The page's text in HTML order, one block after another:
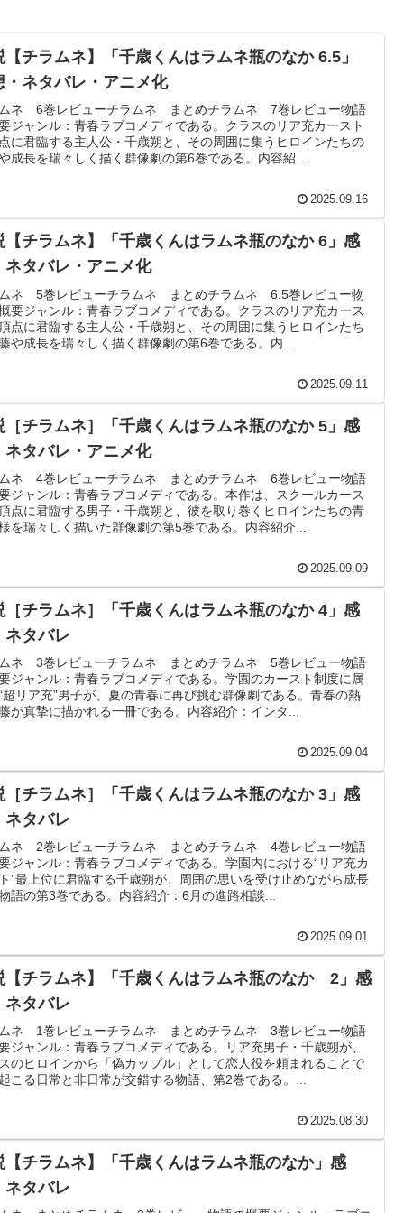
【チラムネ】「千歳くんはラムネ瓶のなか 6.5」
・ネタバレ・アニメ化
ネ 6巻レビューチラムネ まとめチラムネ 7巻レビュー物語
ジャンル：青春ラブコメディである。クラスのリア充カースト
に君臨する主人公・千歳朔と、その周囲に集うヒロインたちの
成長を瑞々しく描く群像劇の第6巻である。内容紹...
2025.09.16
【チラムネ】「千歳くんはラムネ瓶のなか 6」感
ネタバレ・アニメ化
ネ 5巻レビューチラムネ まとめチラムネ 6.5巻レビュー物
要ジャンル：青春ラブコメディである。クラスのリア充カース
点に君臨する主人公・千歳朔と、その周囲に集うヒロインたち
や成長を瑞々しく描く群像劇の第6巻である。内...
2025.09.11
［チラムネ］「千歳くんはラムネ瓶のなか 5」感
ネタバレ・アニメ化
ネ 4巻レビューチラムネ まとめチラムネ 6巻レビュー物語
ジャンル：青春ラブコメディである。本作は、スクールカース
点に君臨する男子・千歳朔と、彼を取り巻くヒロインたちの青
を瑞々しく描いた群像劇の第5巻である。内容紹介...
2025.09.09
［チラムネ］「千歳くんはラムネ瓶のなか 4」感
ネタバレ
ネ 3巻レビューチラムネ まとめチラムネ 5巻レビュー物語
ジャンル：青春ラブコメディである。学園のカースト制度に属
超リア充”男子が、夏の青春に再び挑む群像劇である。青春の熱
が真摯に描かれる一冊である。内容紹介：インタ...
2025.09.04
［チラムネ］「千歳くんはラムネ瓶のなか 3」感
ネタバレ
ネ 2巻レビューチラムネ まとめチラムネ 4巻レビュー物語
ジャンル：青春ラブコメディである。学園内における“リア充カ
”最上位に君臨する千歳朔が、周囲の思いを受け止めながら成長
語の第3巻である。内容紹介：6月の進路相談...
2025.09.01
【チラムネ】「千歳くんはラムネ瓶のなか 2」感
ネタバレ
ネ 1巻レビューチラムネ まとめチラムネ 3巻レビュー物語
ジャンル：青春ラブコメディである。リア充男子・千歳朔が、
のヒロインから「偽カップル」として恋人役を頼まれることで
こる日常と非日常が交錯する物語、第2巻である。...
2025.08.30
【チラムネ】「千歳くんはラムネ瓶のなか」感
ネタバレ